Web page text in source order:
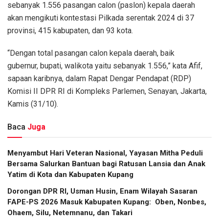
sebanyak 1.556 pasangan calon (paslon) kepala daerah
akan mengikuti kontestasi Pilkada serentak 2024 di 37
provinsi, 415 kabupaten, dan 93 kota.
“Dengan total pasangan calon kepala daerah, baik
gubernur, bupati, walikota yaitu sebanyak 1.556,” kata Afif,
sapaan karibnya, dalam Rapat Dengar Pendapat (RDP)
Komisi II DPR RI di Kompleks Parlemen, Senayan, Jakarta,
Kamis (31/10).
Baca Juga
​Menyambut Hari Veteran Nasional, Yayasan Mitha Peduli
Bersama Salurkan Bantuan bagi Ratusan Lansia dan Anak
Yatim di Kota dan Kabupaten Kupang
Dorongan DPR RI, Usman Husin, Enam Wilayah Sasaran
FAPE-PS 2026 Masuk Kabupaten Kupang: Oben, Nonbes,
Ohaem, Silu, Netemnanu, dan Takari